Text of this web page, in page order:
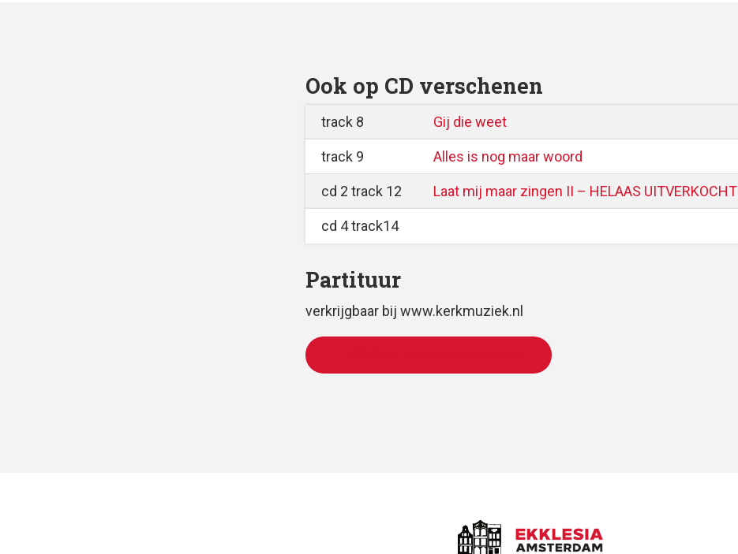
Ook op CD verschenen
track 8 Gij die weet
track 9 Alles is nog maar woord
cd 2 track 12 Laat mij maar zingen II – HELAAS UITVERKOCHT
cd 4 track14
Partituur
verkrijgbaar bij www.kerkmuziek.nl